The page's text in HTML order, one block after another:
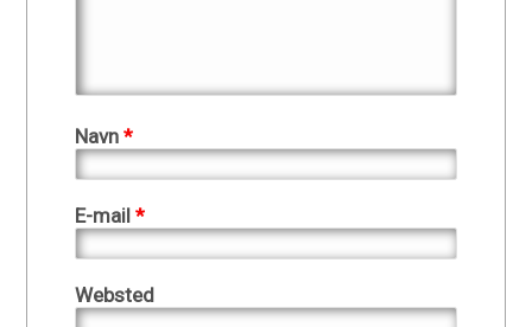
Navn*
E-mail*
Websted